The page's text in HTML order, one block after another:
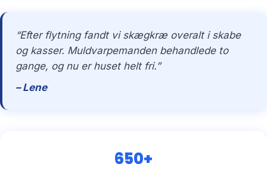
“Efter flytning fandt vi skægkræ overalt i skabe
og kasser. Muldvarpemanden behandlede to
gange, og nu er huset helt fri.”
– Lene
650+